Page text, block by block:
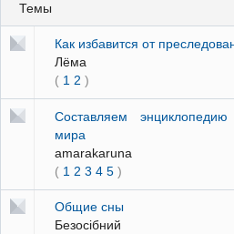
Темы
Как избавится от
Лёма
( 1 2 )
Составляем
мира
amarakaruna
( 1 2 3 4 5)
Общие сны
Безосібний